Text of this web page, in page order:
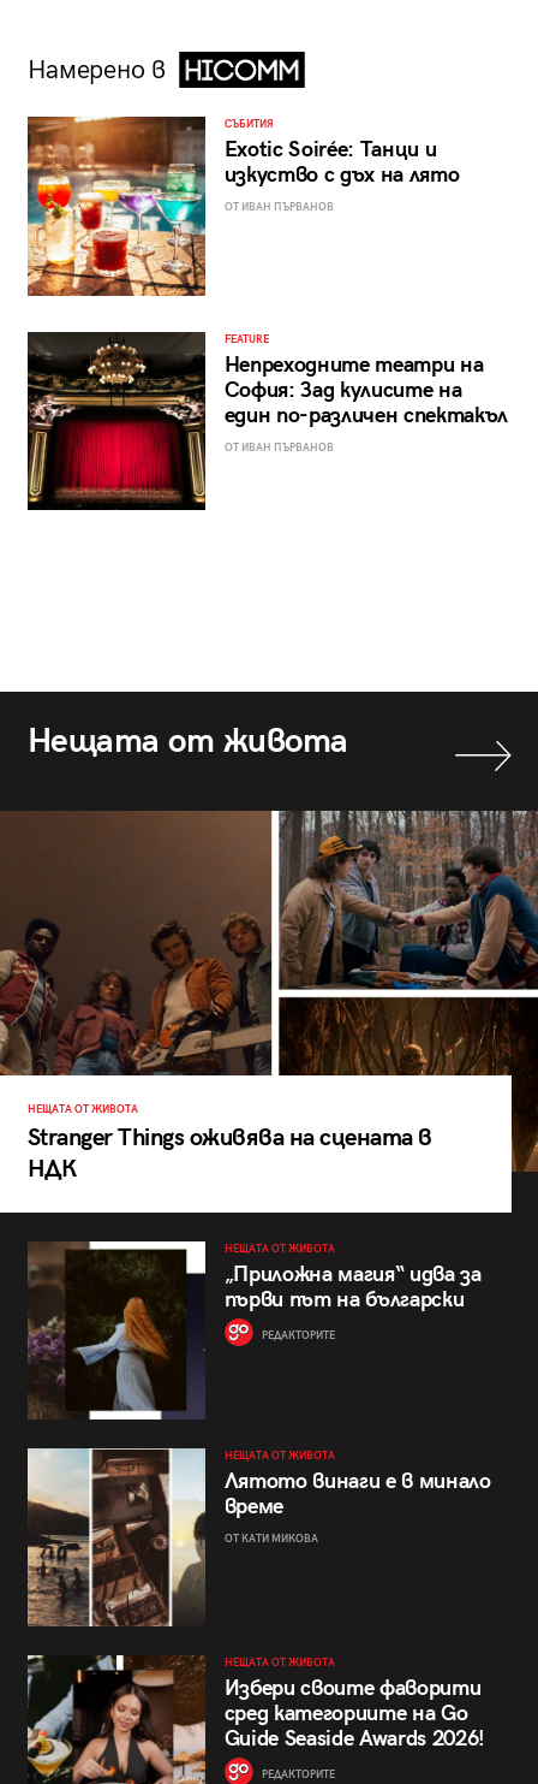
Намерено в
СЪБИТИЯ
Exotic Soirée: Танци и
изкуство с дъх на лято
ОТ ИВАН ПЪРВАНОВ
FEATURE
Непреходните театри на
София: Зад кулисите на
един по-различен спектакъл
ОТ ИВАН ПЪРВАНОВ
Нещата от живота
НЕЩАТА ОТ ЖИВОТА
Stranger Things оживява на сцената в
НДК
НЕЩАТА ОТ ЖИВОТА
„Приложна магия“ идва за
първи път на български
РЕДАКТОРИТЕ
НЕЩАТА ОТ ЖИВОТА
Лятото винаги е в минало
време
ОТ КАТИ МИКОВА
НЕЩАТА ОТ ЖИВОТА
Избери своите фаворити
сред категориите на Go
Guide Seaside Awards 2026!
РЕДАКТОРИТЕ